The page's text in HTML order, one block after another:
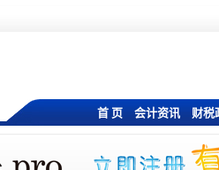
首 页 会计资讯 财税